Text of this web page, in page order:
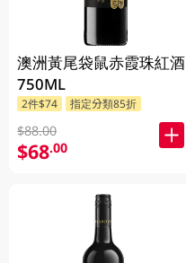
澳洲黃尾袋鼠赤霞珠紅酒
750ML
2件$74 指定分類85折
$88.00
$68.00